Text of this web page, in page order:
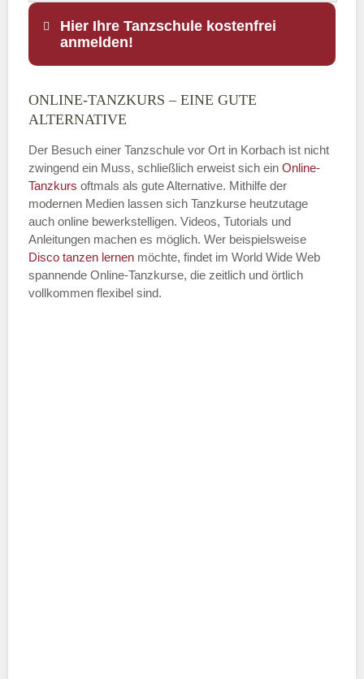
Hier Ihre Tanzschule kostenfrei
anmelden!
Name
E-Mail*
Name der Tanzschule
ONLINE-TANZKURS – EINE GUTE
ALTERNATIVE
Der Besuch einer Tanzschule vor Ort in Korbach ist nicht
zwingend ein Muss, schließlich erweist sich ein Online-
Tanzkurs oftmals als gute Alternative. Mithilfe der
modernen Medien lassen sich Tanzkurse heutzutage
auch online bewerkstelligen. Videos, Tutorials und
Anleitungen machen es möglich. Wer beispielsweise
Disco tanzen lernen möchte, findet im World Wide Web
spannende Online-Tanzkurse, die zeitlich und örtlich
vollkommen flexibel sind.